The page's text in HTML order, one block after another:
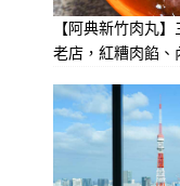
【阿典新竹肉丸
老店，紅糟肉餡、